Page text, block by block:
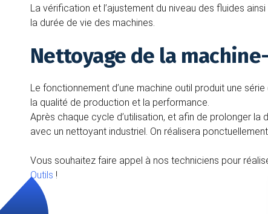
La vérification et l’ajustement du niveau des fluides
la durée de vie des machines.
Nettoyage de la
Le fonctionnement d’une machine outil produit une
la qualité de production et la performance.
Après chaque cycle d’utilisation, et afin de prolonger
avec un nettoyant industriel. On réalisera
Vous souhaitez faire appel à nos techniciens pour
Outils !